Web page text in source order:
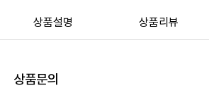
상품설명 상품리뷰
상품문의